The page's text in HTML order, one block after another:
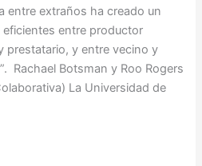
entre extraños ha creado un
entre productor
prestatario, y entre vecino y
Rachael Botsman y Roo Rogers
La Universidad de